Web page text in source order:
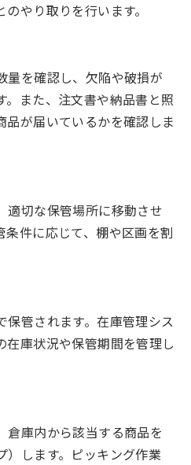
やり取りを行います。
量を確認し、欠陥や破損が
。また、注文書や納品書と照
品が届いているかを確認しま
適切な保管場所に移動させ
条件に応じて、棚や区画を割
保管されます。在庫管理シス
在庫状況や保管期間を管理し
倉庫内から該当する商品を
）します。ピッキング作業